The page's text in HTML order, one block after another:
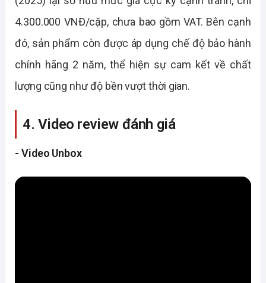
4.300.000 VNĐ/cặp, chưa bao gồm VAT. Bên cạnh
đó, sản phẩm còn được áp dụng chế độ bảo hành
chính hãng 2 năm, thể hiện sự cam kết về chất
lượng cũng như độ bền vượt thời gian.
4. Video review đánh giá
- Video Unbox